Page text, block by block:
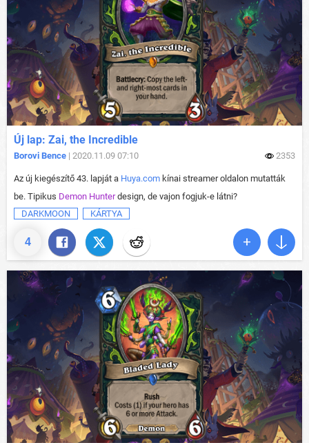
4
Új lap: Zai, the Incredible
Borovi Bence | 2020.11.09 07:10 2353
Az új kiegészítő 43. lapját a Huya.com kínai streamer oldalon mutatták
be. Tipikus Demon Hunterdesign, de vajon fogjuk-e látni?
DARKMOON
KÁRTYA